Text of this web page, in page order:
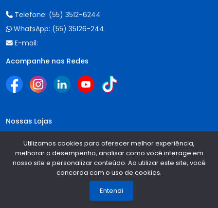
Telefone: (55) 3512-6244
WhatsApp: (55) 35126-244
E-mail:
Acompanhe nas Redes
Nossas Lojas
CENTRAL AUTO PEÇAS - SANTA ROSA
Telefone:(55) 3512-6244
(55) 35126-244
CENTRAL AUTO PEÇAS - IJUÍ
Utilizamos cookies para oferecer melhor experiência,
melhorar o desempenho, analisar como você interage em
nosso site e personalizar conteúdo. Ao utilizar este site, você
concorda com o uso de cookies.
Entendi